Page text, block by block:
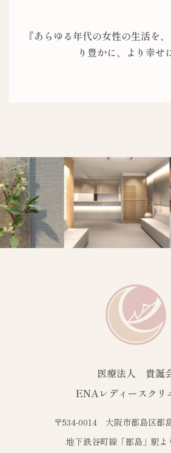
『あらゆる年代の女性の生活を
り豊かに、より幸せ
医療法人 貴誕
ENAレディースクリ
〒534-0014 大阪市都島区都
地下鉄谷町線「都島」駅よ